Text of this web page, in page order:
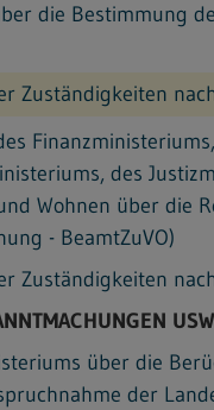
die Bestimmung
Zuständigkeiten
des
Wohnen über die
- BeamtZuVO)
Zuständigkeiten
über die
der